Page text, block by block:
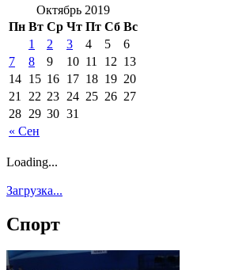
Октябрь 2019
Пн Вт Ср Чт Пт Сб Вс
« Сен
1 2 3 4 5
6
7
8 9 10 11 12 13
14 15 16 17 18 19 20
21
22 23 24 25 26 27
28 29 30 31
Loading...
Загрузка...
Спорт